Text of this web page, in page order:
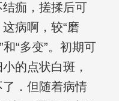
痂，搓揉后可
病啊，较“磨
和“多变”。初期可
的点状白斑，
．但随着病情